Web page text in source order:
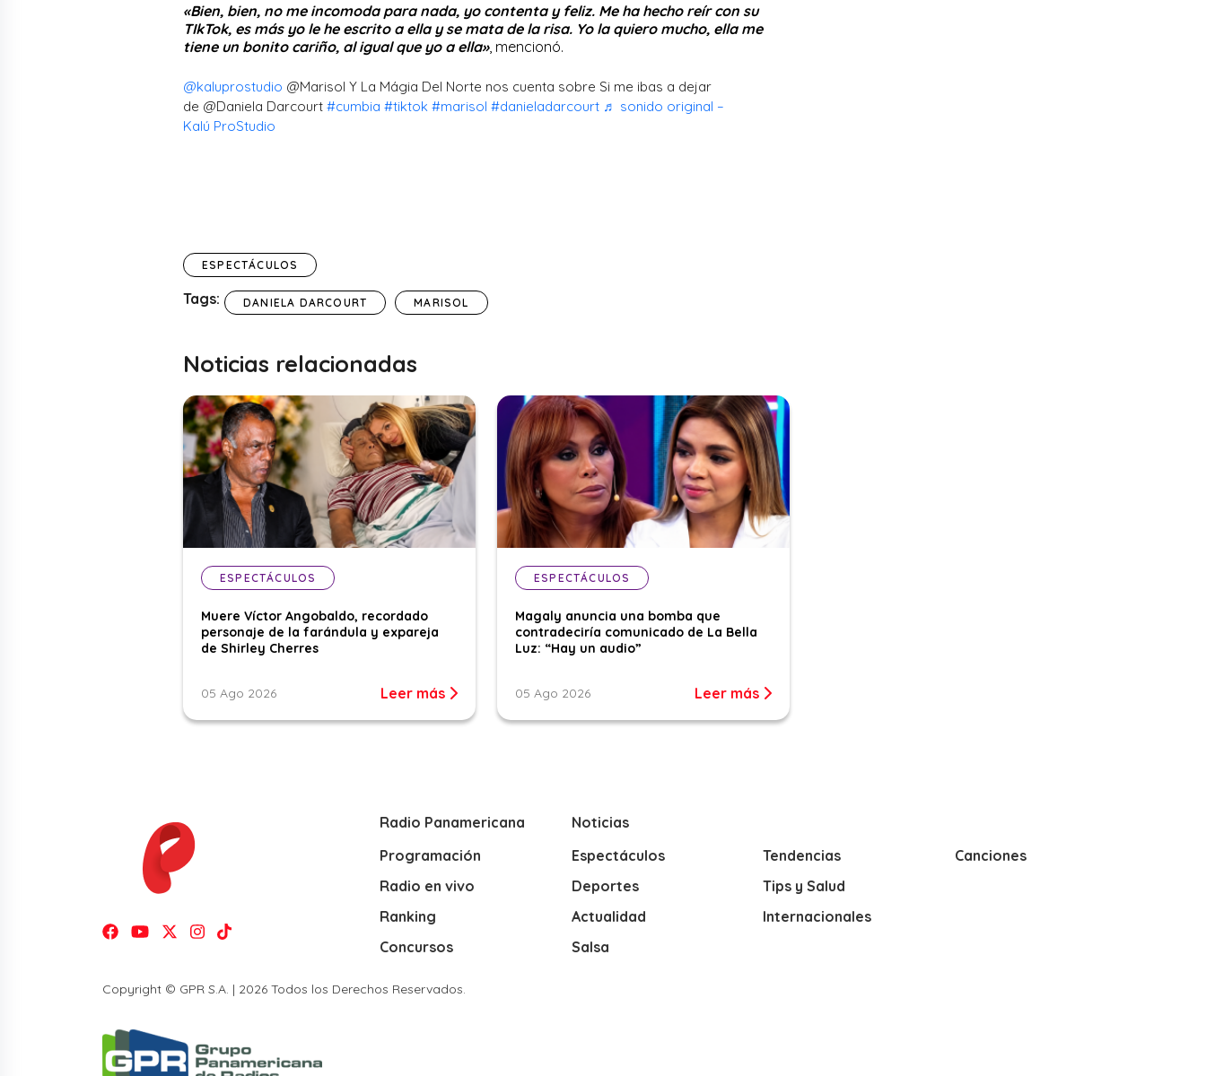
«Bien, bien, no me incomoda para nada, yo contenta y feliz. Me ha hecho reír con su
TIkTok, es más yo le he escrito a ella y se mata de la risa. Yo la quiero mucho, ella me
tiene un bonito cariño, al igual que yo a ella», mencionó.
@kaluprostudio @Marisol Y La Mágia Del Norte nos cuenta sobre Si me ibas a dejar
de @Daniela Darcourt #cumbia #tiktok #marisol #danieladarcourt ♬ sonido original –
Kalú ProStudio
ESPECTÁCULOS
Tags: DANIELA DARCOURT MARISOL
Noticias relacionadas
ESPECTÁCULOS
Muere Víctor Angobaldo, recordado
personaje de la farándula y expareja
de Shirley Cherres
05 Ago 2026 Leer más
ESPECTÁCULOS
Magaly anuncia una bomba que
contradeciría comunicado de La Bella
Luz: “Hay un audio”
05 Ago 2026 Leer más
Radio Panamericana
Programación
Radio en vivo
Ranking
Concursos
Noticias
Espectáculos
Deportes
Actualidad
Salsa
Tendencias
Tips y Salud
Internacionales
Canciones
Copyright © GPR S.A. | 2026 Todos los Derechos Reservados.